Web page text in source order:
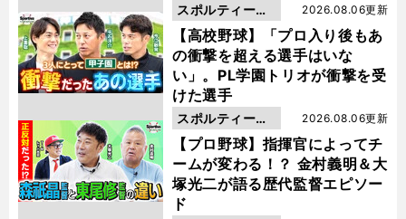
【高校野球】「プロ入り後もあ
の衝撃を超える選手はいな
い」。PL学園トリオが衝撃を受
けた選手
2026.08.06更新
スポルティーバ
動画
【プロ野球】指揮官によってチ
ームが変わる！？ 金村義明＆大
塚光二が語る歴代監督エピソー
ド
2026.08.06更新
スポルティーバ
動画